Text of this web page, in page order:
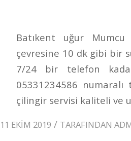
Batıkent uğur
çevresine 10 dk gibi bir
7/24 bir telefon kadar
05331234586
çilingir servisi kaliteli ve
11 EKIM 2019 / TARAFINDAN